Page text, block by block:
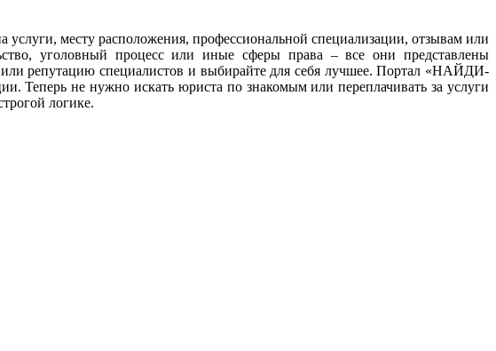
месту расположения, профессиональной специализации, отзывам или
уголовный процесс или иные сферы права – все они представлены
репутацию специалистов и выбирайте для себя лучшее. Портал «НАЙДИ-
Теперь не нужно искать юриста по знакомым или переплачивать за услуги
логике.